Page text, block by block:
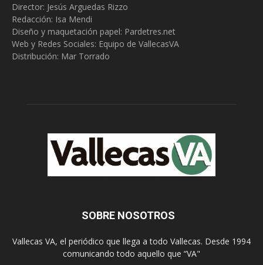
Director: Jesús Arguedas Rizzo
Redacción: Isa Mendi
Diseño y maquetación papel: Pardetres.net
Web y Redes Sociales: Equipo de VallecasVA
Distribución: Mar Torrado
SOBRE NOSOTROS
Vallecas VA, el periódico que llega a todo Vallecas. Desde 1994
comunicando todo aquello que “VA"